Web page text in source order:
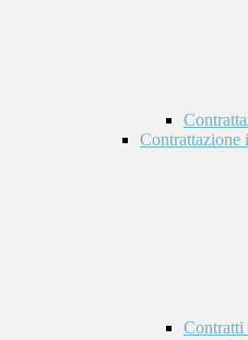
Contrattazione
Contratti